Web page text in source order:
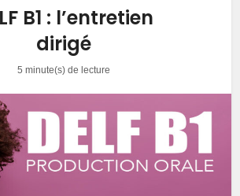
B1 : l’entretien
dirigé
5 minute(s) de lecture